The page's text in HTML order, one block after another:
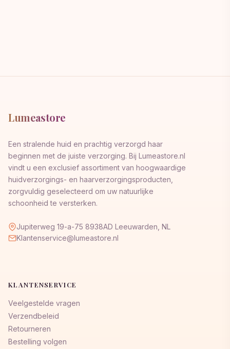
Lumeastore
Een stralende huid en prachtig verzorgd haar
beginnen met de juiste verzorging. Bij Lumeastore.nl
vindt u een exclusief assortiment van hoogwaardige
huidverzorgings- en haarverzorgingsproducten,
zorgvuldig geselecteerd om uw natuurlijke
schoonheid te versterken.
Jupiterweg 19-a-75 8938AD Leeuwarden, NL
Klantenservice@lumeastore.nl
KLANTENSERVICE
Veelgestelde vragen
Verzendbeleid
Retourneren
Bestelling volgen